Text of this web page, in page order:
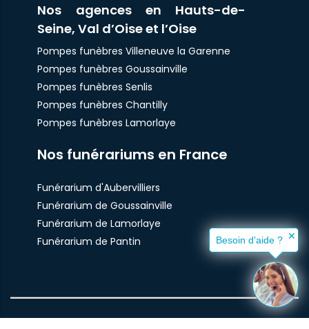
Nos agences en Hauts-de-
Seine, Val d’Oise et l’Oise
Pompes funèbres Villeneuve la Garenne
Pompes funèbres Goussainville
Pompes funèbres Senlis
Pompes funèbres Chantilly
Pompes funèbres Lamorlaye
Nos funérariums en France
Funérarium d'Aubervilliers
Funérarium de Goussainville
Funérarium de Lamorlaye
Funérarium de Pantin
Besoin d'aide ? ✕